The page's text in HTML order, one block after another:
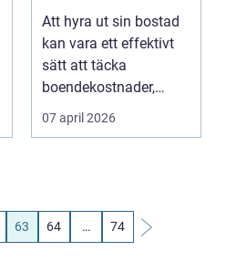
och smart
Att hyra ut sin bostad
kan vara ett effektivt
sätt att täcka
boendekostnader,
skapa ekonomiskt
utrym...
07 april 2026
63 64 … 74